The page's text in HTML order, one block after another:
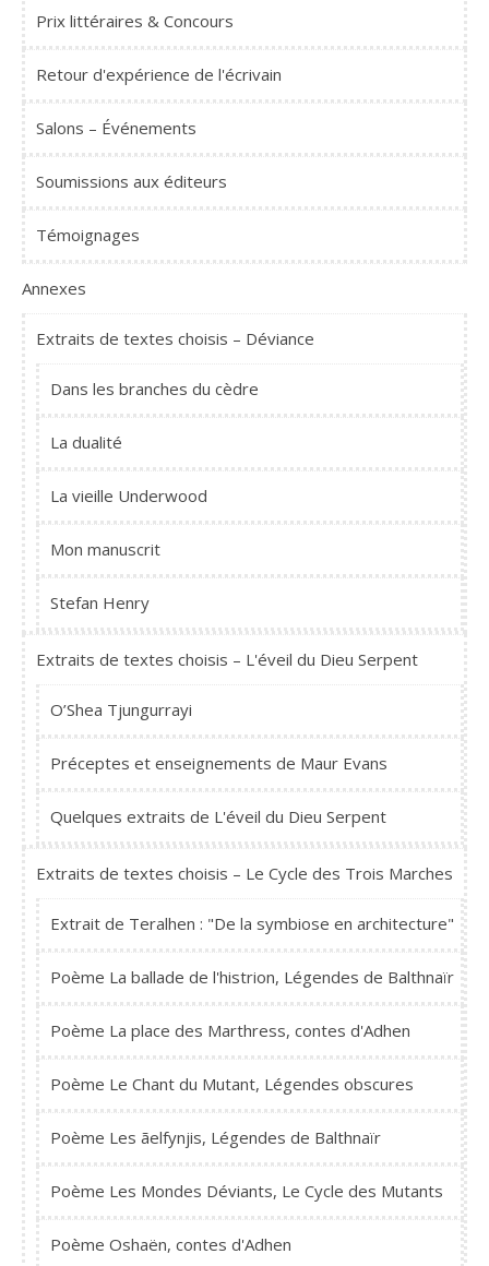
Prix littéraires & Concours
Retour d'expérience de l'écrivain
Salons – Événements
Soumissions aux éditeurs
Témoignages
Annexes
Extraits de textes choisis – Déviance
Dans les branches du cèdre
La dualité
La vieille Underwood
Mon manuscrit
Stefan Henry
Extraits de textes choisis – L'éveil du Dieu Serpent
O’Shea Tjungurrayi
Préceptes et enseignements de Maur Evans
Quelques extraits de L'éveil du Dieu Serpent
Extraits de textes choisis – Le Cycle des Trois Marches
Extrait de Teralhen : "De la symbiose en architecture"
Poème La ballade de l'histrion, Légendes de Balthnaïr
Poème La place des Marthress, contes d'Adhen
Poème Le Chant du Mutant, Légendes obscures
Poème Les ãelfynjis, Légendes de Balthnaïr
Poème Les Mondes Déviants, Le Cycle des Mutants
Poème Oshaën, contes d'Adhen